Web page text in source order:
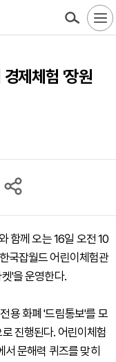
제체험 '장원
함께 오는 16일 오전 10
국잡월드 어린이체험관
'을 운영한다.
용 화폐 '드림통보'를 모
진행된다. 어린이체험
문해력 퀴즈를 맞히